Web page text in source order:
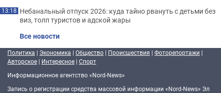
13:18 Небанальный отпуск 2026: куда тайно рвануть с детьми без
виз, толп туристов и адской жары
Все новости
Политика | Экономика | Общество | Происшествия | Фоторепортажи |
Авторское | Интересное | Спорт
Информационное агентство «Nord-News»
Запись о регистрации средства массовой информации «Nord-News» Эл